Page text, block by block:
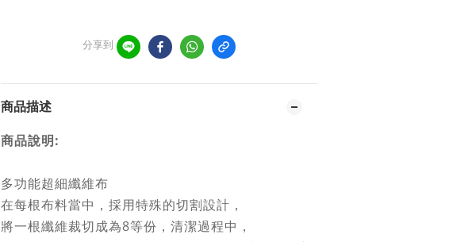
分享到
商品描述
商品說明:
多功能超細纖維布
在每根布料當中，採用特殊的切割設計，
將一根纖維裁切成為8等份，清潔過程中，